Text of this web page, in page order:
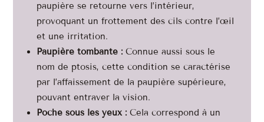
paupière se retourne vers l’intérieur,
provoquant un frottement des cils contre l’œil
et une irritation.
Paupière tombante :Connue aussi sous le
nom de ptosis, cette condition se caractérise
par l’affaissement de la paupière supérieure,
pouvant entraver la vision.
Poche sous les yeux :Cela correspond à un